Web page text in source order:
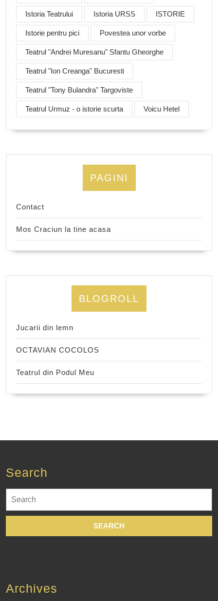
Istoria Teatrului Istoria URSS ISTORIE
Istorie pentru pici Povestea unor vorbe
Teatrul "Andrei Muresanu" Sfantu Gheorghe
Teatrul "Ion Creanga" Bucuresti
Teatrul "Tony Bulandra" Targoviste
Teatrul Urmuz - o istorie scurta Voicu Hetel
PAGINI
Contact
Mos Craciun la tine acasa
BLOGROLL
Jucarii din lemn
OCTAVIAN COCOLOS
Teatrul din Podul Meu
Search
for:
Archives